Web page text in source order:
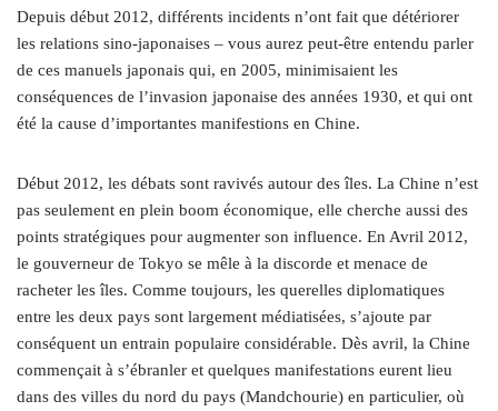
Depuis début 2012, différents incidents n’ont fait que détériorer
les relations sino-japonaises – vous aurez peut-être entendu parler
de ces manuels japonais qui, en 2005, minimisaient les
conséquences de l’invasion japonaise des années 1930, et qui ont
été la cause d’importantes manifestions en Chine.
Début 2012, les débats sont ravivés autour des îles. La Chine n’est
pas seulement en plein boom économique, elle cherche aussi des
points stratégiques pour augmenter son influence. En Avril 2012,
le gouverneur de Tokyo se mêle à la discorde et menace de
racheter les îles. Comme toujours, les querelles diplomatiques
entre les deux pays sont largement médiatisées, s’ajoute par
conséquent un entrain populaire considérable. Dès avril, la Chine
commençait à s’ébranler et quelques manifestations eurent lieu
dans des villes du nord du pays (Mandchourie) en particulier, où